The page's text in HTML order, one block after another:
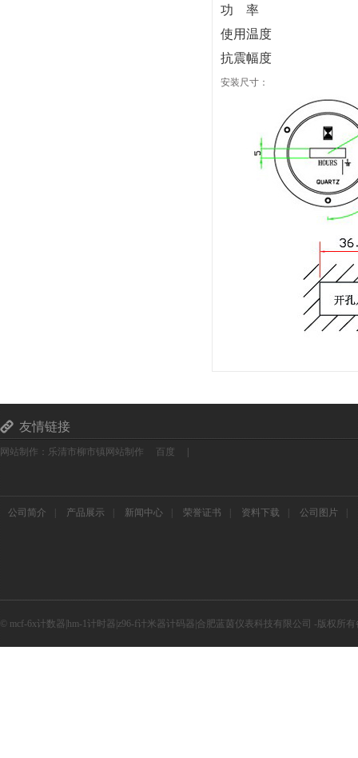
功 率
使用温度
抗震幅度
安装尺寸：
友情链接
网站制作：乐清市柳市镇网站制作 百度
公司简介 产品展示 新闻中心 荣誉证书 资料下载 公司图片
© mcf-6x计数器|hm-1计时器|z96-f计米器计码器|合肥蓝茵仪表科技有限公司 -版权所有